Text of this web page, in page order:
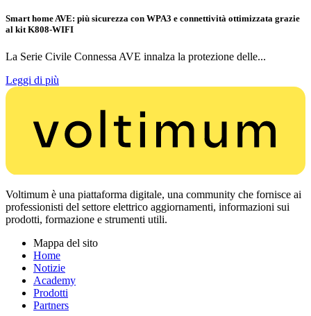
Smart home AVE: più sicurezza con WPA3 e connettività ottimizzata grazie
al kit K808-WIFI
La Serie Civile Connessa AVE innalza la protezione delle...
Leggi di più
Voltimum è una piattaforma digitale, una community che fornisce ai
professionisti del settore elettrico aggiornamenti, informazioni sui
prodotti, formazione e strumenti utili.
Mappa del sito
Home
Notizie
Academy
Prodotti
Partners